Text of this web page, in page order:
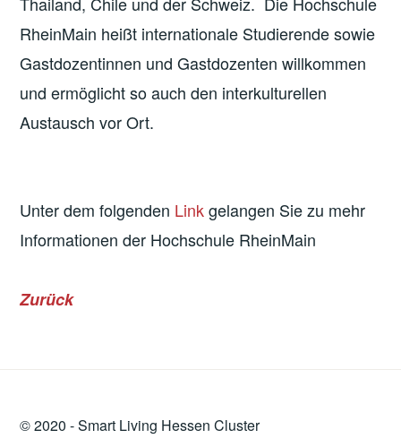
RheinMain heißt internationale Studierende sowie
Gastdozentinnen und Gastdozenten willkommen
und ermöglicht so auch den interkulturellen
Austausch vor Ort.
Unter dem folgenden Linkgelangen Sie zu mehr
Informationen der Hochschule RheinMain
Zurück
© 2020 -Smart Living Hessen Cluster